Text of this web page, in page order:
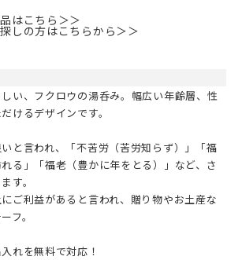
はこちら＞＞
しの方はこちらから＞＞
い、フクロウの湯呑み。幅広い年齢層、性
けるデザインです。
と言われ、「不苦労（苦労知らず）」「福
る」「福老（豊かに年をとる）」など、さ
す。
ご利益があると言われ、贈り物やお土産な
フ。
れを無料で対応！